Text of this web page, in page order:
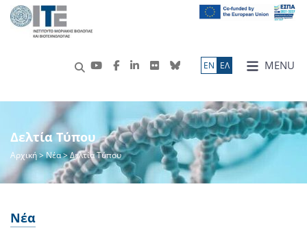
MENU
ΕN ΕΛ
Δελτία Τύπου
Αρχική>Νέα> Δελτία Τύπου
Νέα